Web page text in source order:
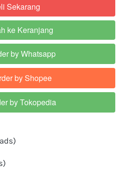
Sekarang
ke Keranjang
by Whatsapp
by Shopee
by Tokopedia